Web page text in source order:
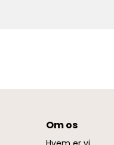
Om os